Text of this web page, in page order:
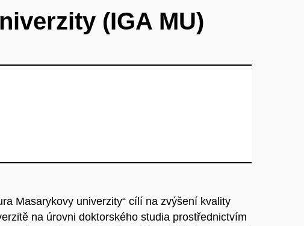
(IGA MU)
Masarykovy univerzity“ cílí na zvýšení kvality
na úrovni doktorského studia prostřednictvím